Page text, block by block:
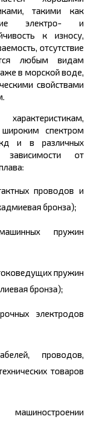
такими как
электро- и
к износу,
отсутствие
любым видам
в морской воде,
свойствами
спектром
и в различных
зависимости от
проводов и
бронза);
пружин
пружин
бронза);
электродов
проводов,
товаров